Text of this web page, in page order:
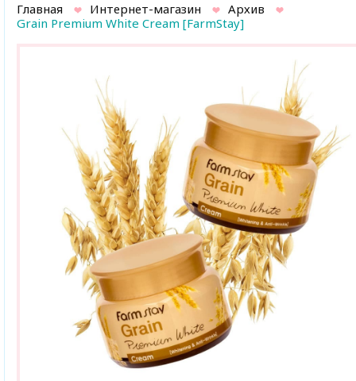
Главная Интернет-магазин
Архив
Grain Premium White Cream [FarmStay]